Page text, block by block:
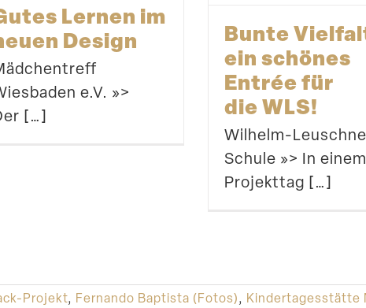
Lernen im
Design
e.V. »>
[…]
Bunte
ein schönes
Entrée für
die WLS!
Wilhelm-
Schule »> In einem
Projekttag […]
Projekt, Fernando Baptista (Fotos), Kindertagesstätte